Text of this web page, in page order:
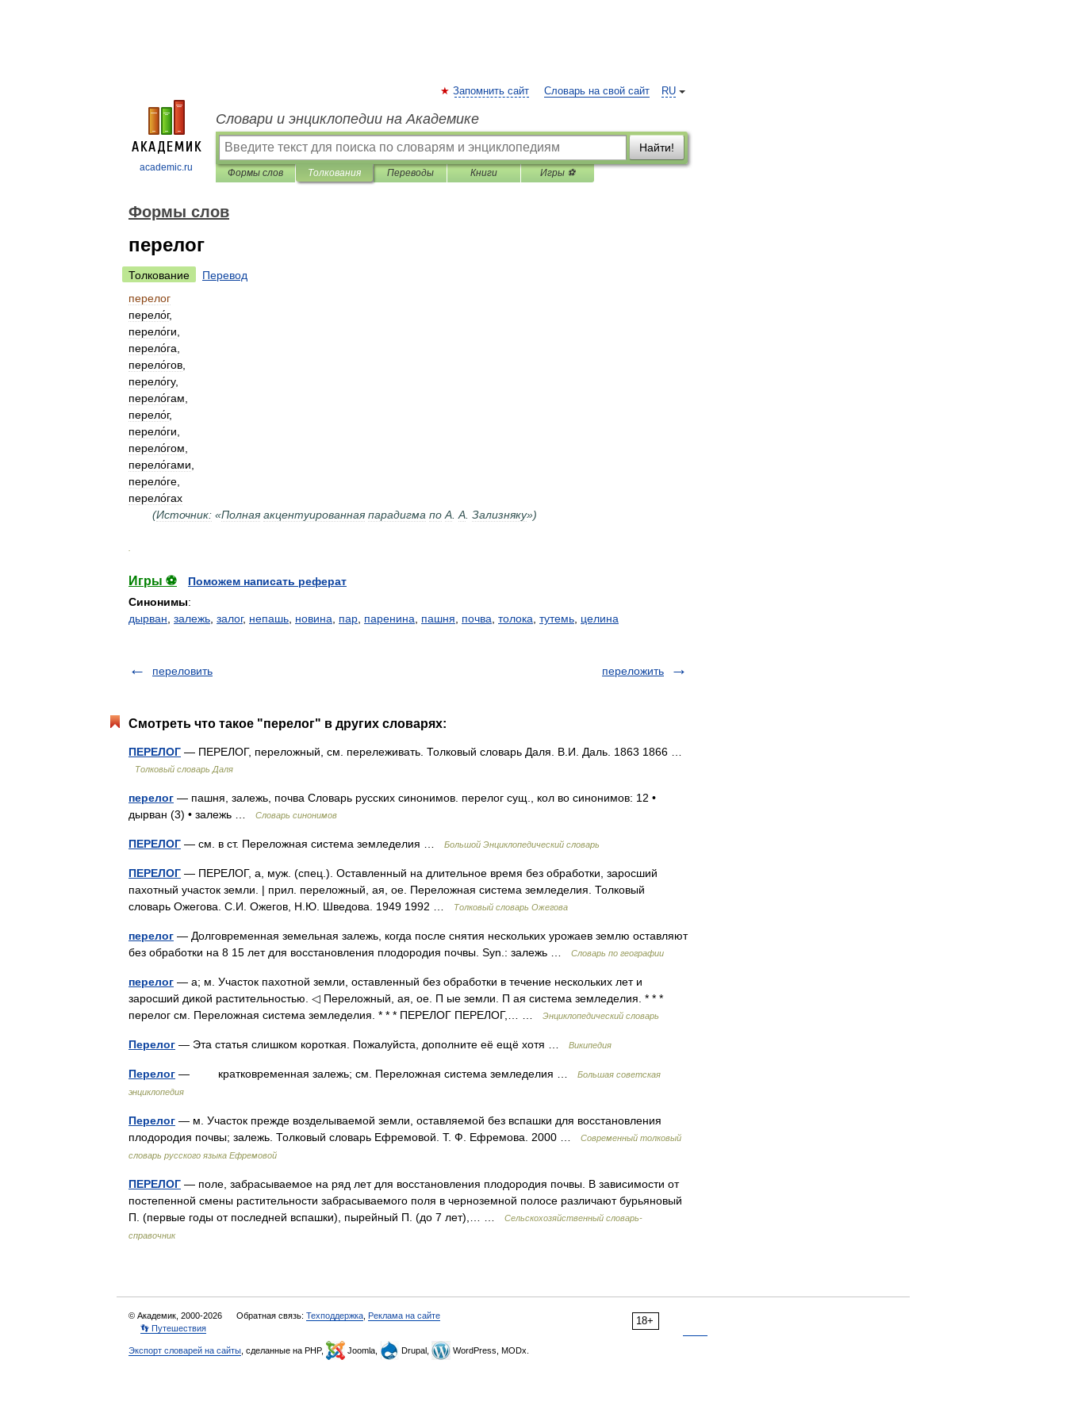
academic.ru
RU
Запомнить сайт Словарь на свой сайт
Словари и энциклопедии на Академике
Найти!
Формы слов Толкования Переводы Книги Игры ⚽
Формы слов
перелог
Толкование
Перевод
перелог
перело́г,
перело́ги
перело́га
перело́гов
перело́гу,
перело́гам
перело́г,
перело́ги
перело́гом
перело́гами
перело́ге
перело́гах
(Источник: «Полная акцентуированная парадигма по А А Зализняку»)
Игры ⚽
Поможем написать реферат
Синонимы:
дырван залежь залог, непашь новина пар паренина пашня почва толока тутемь целина
переловить переложить
Смотреть что такое "перелог" в других словарях:
ПЕРЕЛОГ — ПЕРЕЛОГ, переложный, см. перележивать. Толковый словарь Даля. В.И. Даль. 1863 1866 …
Толковый словарь Даля
перелог — пашня, залежь, почва Словарь русских синонимов. перелог сущ., кол во синонимов: 12 •
дырван (3) • залежь …
Словарь синонимов
ПЕРЕЛОГ — см. в ст. Переложная система земледелия … Большой Энциклопедический словарь
ПЕРЕЛОГ — ПЕРЕЛОГ, а, муж. (спец.). Оставленный на длительное время без обработки, заросший
пахотный участок земли. | прил. переложный, ая, ое. Переложная система земледелия. Толковый
словарь Ожегова. С.И. Ожегов, Н.Ю. Шведова. 1949 1992 …
Толковый словарь Ожегова
перелог — Долговременная земельная залежь, когда после снятия нескольких урожаев землю оставляют
без обработки на 8 15 лет для восстановления плодородия почвы. Syn.: залежь …
Словарь по географии
перелог — а; м. Участок пахотной земли, оставленный без обработки в течение нескольких лет и
заросший дикой растительностью. ◁ Переложный, ая, ое. П ые земли. П ая система земледелия. * * *
перелог см. Переложная система земледелия. * * * ПЕРЕЛОГ ПЕРЕЛОГ,… …
Энциклопедический словарь
Перелог — Эта статья слишком короткая. Пожалуйста, дополните её ещё хотя … Википедия
Перелог — кратковременная залежь; см. Переложная система земледелия …
Большая советская
энциклопедия
Перелог — м. Участок прежде возделываемой земли, оставляемой без вспашки для восстановления
плодородия почвы; залежь. Толковый словарь Ефремовой. Т. Ф. Ефремова. 2000 …
Современный толковый
словарь русского языка Ефремовой
ПЕРЕЛОГ — поле, забрасываемое на ряд лет для восстановления плодородия почвы. В зависимости от
постепенной смены растительности забрасываемого поля в черноземной полосе различают бурьяновый
П. (первые годы от последней вспашки), пырейный П. (до 7 лет),… …
Сельскохозяйственный словарь-
справочник
18+
© Академик, 2000-2026 Обратная связь: Техподдержка Реклама на сайте
👣 Путешествия
Экспорт словарей на сайты , сделанные на PHP, Joomla, Drupal, WordPress, MODx.